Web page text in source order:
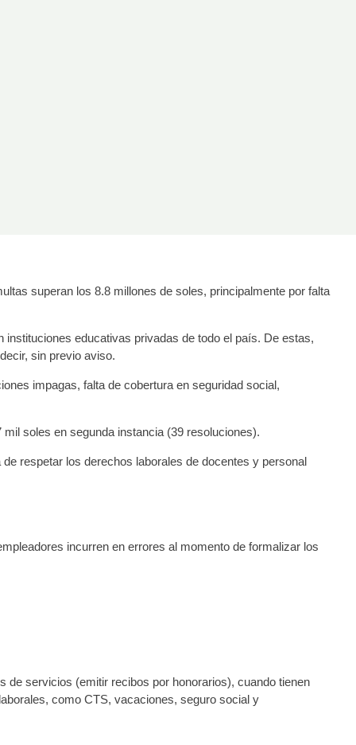
superan los 8.8 millones de soles, principalmente por falta
educativas privadas de todo el país. De estas,
sin previo aviso.
impagas, falta de cobertura en seguridad social,
soles en segunda instancia (39 resoluciones).
respetar los derechos laborales de docentes y personal
incurren en errores al momento de formalizar los
de servicios (emitir recibos por honorarios), cuando tienen
como CTS, vacaciones, seguro social y